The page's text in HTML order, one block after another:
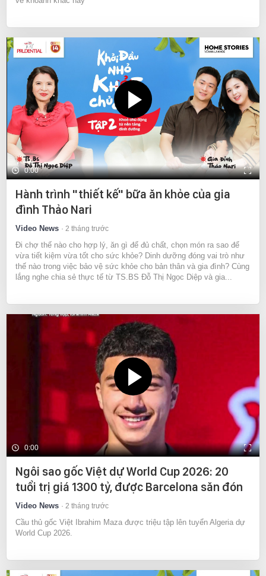
0:00
Hành trình "thiết kế" bữa ăn khỏe của gia
đình Thảo Nari
Video News 2 tháng trước
Đi chợ thế nào cho hợp lý, ăn gì để đủ chất, chọn món ra sao để
vừa tiết kiệm vừa tốt cho sức khỏe? Dinh dưỡng đóng vai trò như
thế nào trong việc bảo vệ sức khỏe cho bản thân và gia đình? Cùng
lắng nghe chia sẻ thực tế từ TS.BS Đỗ Thị Ngọc Diệp và gia...
0:00
Ngôi sao gốc Việt dự World Cup 2026: 20
tuổi trị giá 1300 tỷ, được Barcelona săn đón
Video News 2 tháng trước
Cầu thủ gốc Việt Ibrahim Maza được triệu tập lên tuyển Algeria dự
World Cup 2026.